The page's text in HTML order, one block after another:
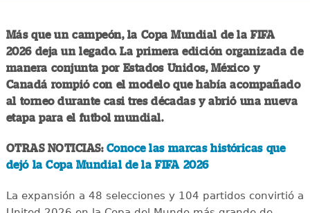
Más que un campeón, la Copa Mundial de la FIFA
2026 deja un legado. La primera edición organizada de
manera conjunta por Estados Unidos, México y
Canadá rompió con el modelo que había acompañado
al torneo durante casi tres décadas y abrió una nueva
etapa para el futbol mundial.
OTRAS NOTICIAS: Conoce las marcas históricas que
dejó la Copa Mundial de la FIFA 2026
La expansión a 48 selecciones y 104 partidos convirtió a